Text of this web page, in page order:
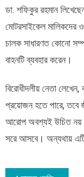
ডা. শফিকুর রহমান
মোটরসাইকেল
চালক সাধারণত কোনো
বাহনটি ব্যবহার করেন।
বিরোধীদলীয় নেতা
প্রয়োজন হতে পারে, তবে
আরোপ অবশ্যই উচিত নয়।
সরে আসবে। অন্যথায় এটি